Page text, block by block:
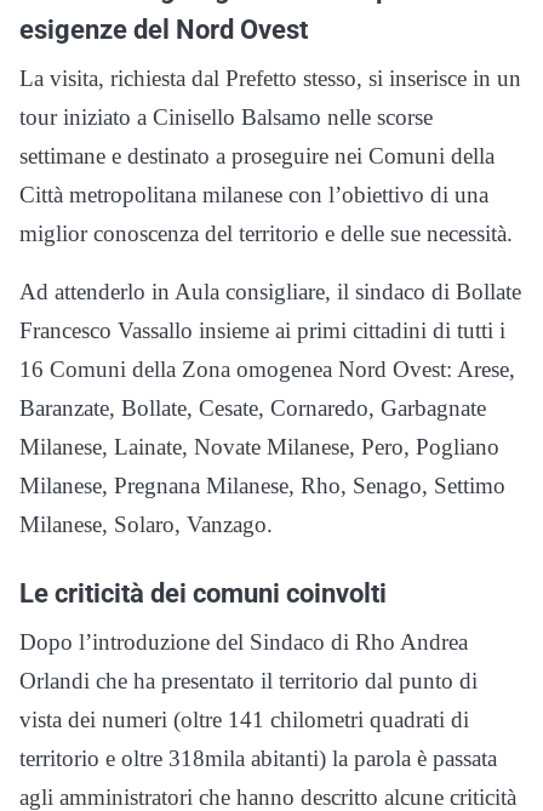
esigenze del Nord Ovest
La visita, richiesta dal Prefetto stesso, si inserisce in un
tour iniziato a Cinisello Balsamo nelle scorse
settimane e destinato a proseguire nei Comuni della
Città metropolitana milanese con l’obiettivo di una
miglior conoscenza del territorio e delle sue necessità.
Ad attenderlo in Aula consigliare, il sindaco di Bollate
Francesco Vassallo insieme ai primi cittadini di tutti i
16 Comuni della Zona omogenea Nord Ovest: Arese,
Baranzate, Bollate, Cesate, Cornaredo, Garbagnate
Milanese, Lainate, Novate Milanese, Pero, Pogliano
Milanese, Pregnana Milanese, Rho, Senago, Settimo
Milanese, Solaro, Vanzago.
Le criticità dei comuni coinvolti
Dopo l’introduzione del Sindaco di Rho Andrea
Orlandi che ha presentato il territorio dal punto di
vista dei numeri (oltre 141 chilometri quadrati di
territorio e oltre 318mila abitanti) la parola è passata
agli amministratori che hanno descritto alcune criticità